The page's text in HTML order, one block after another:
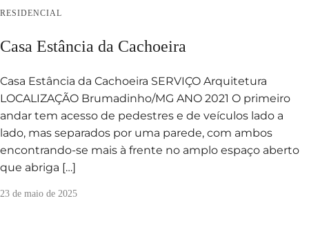
RESIDENCIAL
Casa Estância da Cachoeira
Casa Estância da Cachoeira SERVIÇO Arquitetura
LOCALIZAÇÃO Brumadinho/MG ANO 2021 O primeiro
andar tem acesso de pedestres e de veículos lado a
lado, mas separados por uma parede, com ambos
encontrando-se mais à frente no amplo espaço aberto
que abriga […]
23 de maio de 2025